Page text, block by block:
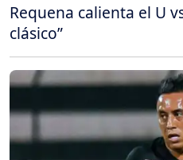
Requena calienta el U
clásico”